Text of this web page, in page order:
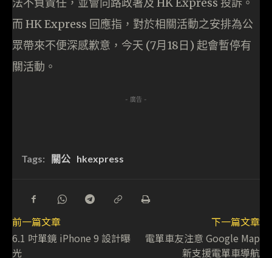
法不負責任，並會向路政署及 HK Express 投訴。
而 HK Express 回應指，對於相關活動之安排為公
眾帶來不便深感歉意，今天 (7月18日) 起會暫停有
關活動。
- 廣告 -
Tags: 關公 hkexpress
前一篇文章
6.1 吋單鏡 iPhone 9 設計曝
光
下一篇文章
電單車友注意 Google Map
新支援電單車導航